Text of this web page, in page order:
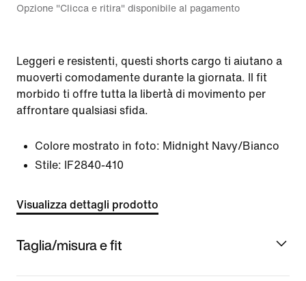
Opzione "Clicca e ritira" disponibile al pagamento
Leggeri e resistenti, questi shorts cargo ti aiutano a
muoverti comodamente durante la giornata. Il fit
morbido ti offre tutta la libertà di movimento per
affrontare qualsiasi sfida.
Colore mostrato in foto: Midnight Navy/Bianco
Stile:
IF2840-410
Visualizza dettagli prodotto
Taglia/misura e fit